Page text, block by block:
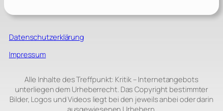
Datenschutzerklärung
Impressum
Alle Inhalte des Treffpunkt: Kritik – Internetangebots
unterliegen dem Urheberrecht. Das Copyright bestimmter
Bilder, Logos und Videos liegt bei den jeweils anbei oder darin
ausgewiesenen Urhebern.